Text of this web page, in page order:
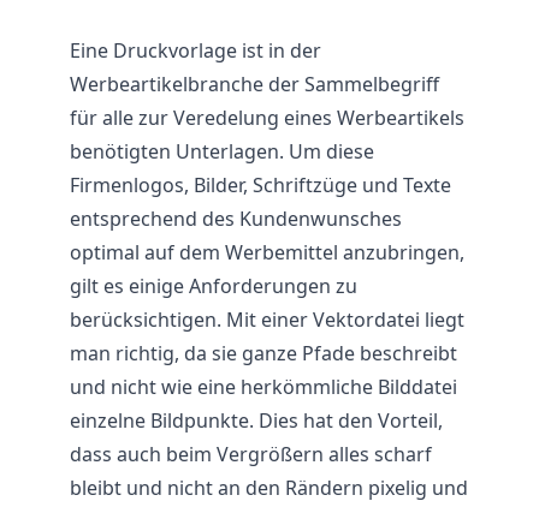
Eine Druckvorlage ist in der
Werbeartikelbranche der Sammelbegriff
für alle zur Veredelung eines Werbeartikels
benötigten Unterlagen. Um diese
Firmenlogos, Bilder, Schriftzüge und Texte
entsprechend des Kundenwunsches
optimal auf dem Werbemittel anzubringen,
gilt es einige Anforderungen zu
berücksichtigen. Mit einer Vektordatei liegt
man richtig, da sie ganze Pfade beschreibt
und nicht wie eine herkömmliche Bilddatei
einzelne Bildpunkte. Dies hat den Vorteil,
dass auch beim Vergrößern alles scharf
bleibt und nicht an den Rändern pixelig und